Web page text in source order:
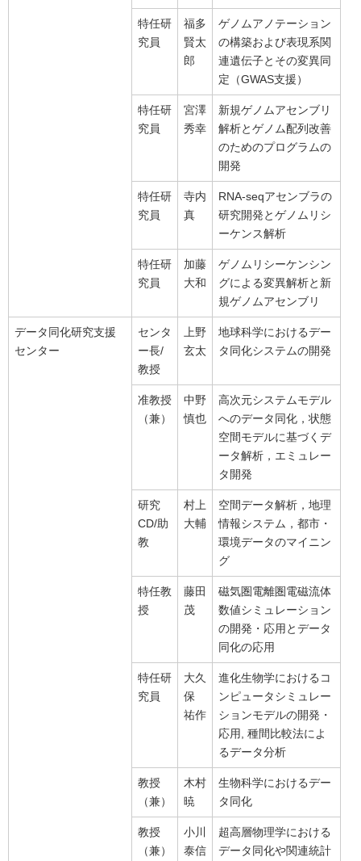
特任研
究員
福多
賢太
郎
ゲノムアノテーション
の構築および表現系関
連遺伝子とその変異同
定（GWAS支援）
特任研
究員
宮澤
秀幸
新規ゲノムアセンブリ
解析とゲノム配列改善
のためのプログラムの
開発
特任研
究員
寺内
真
RNA-seqアセンブラの
研究開発とゲノムリシ
ーケンス解析
特任研
究員
加藤
大和
ゲノムリシーケンシン
グによる変異解析と新
規ゲノムアセンブリ
データ同化研究支援
センター
センタ
ー長/
教授
上野
玄太
地球科学におけるデー
タ同化システムの開発
准教授
（兼）
中野
慎也
高次元システムモデル
へのデータ同化，状態
空間モデルに基づくデ
ータ解析，エミュレー
タ開発
研究
CD/助
教
村上
大輔
空間データ解析，地理
情報システム，都市・
環境データのマイニン
グ
特任教
授
藤田
茂
磁気圏電離圏電磁流体
数値シミュレーション
の開発・応用とデータ
同化の応用
特任研
究員
大久
保
祐作
進化生物学におけるコ
ンピュータシミュレー
ションモデルの開発・
応用, 種間比較法によ
るデータ分析
教授
（兼）
木村
暁
生物科学におけるデー
タ同化
教授
（兼）
小川
泰信
超高層物理学における
データ同化や関連統計